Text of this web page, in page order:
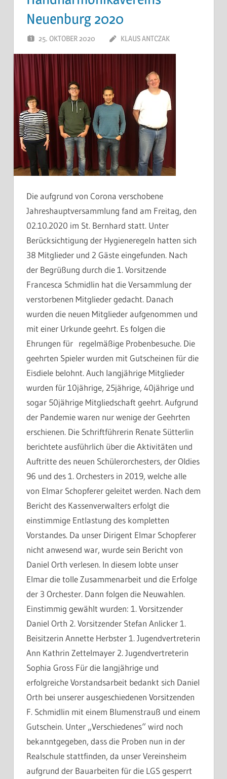
Neuenburg 2020
25. OKTOBER 2020 KLAUS ANTCZAK
Die aufgrund von Corona verschobene
Jahreshauptversammlung fand am Freitag, den
02.10.2020 im St. Bernhard statt. Unter
Berücksichtigung der Hygieneregeln hatten sich
38 Mitglieder und 2 Gäste eingefunden. Nach
der Begrüßung durch die 1. Vorsitzende
Francesca Schmidlin hat die Versammlung der
verstorbenen Mitglieder gedacht. Danach
wurden die neuen Mitglieder aufgenommen und
mit einer Urkunde geehrt. Es folgen die
Ehrungen für regelmäßige Probenbesuche. Die
geehrten Spieler wurden mit Gutscheinen für die
Eisdiele belohnt. Auch langjährige Mitglieder
wurden für 10jährige, 25jährige, 40jährige und
sogar 50jährige Mitgliedschaft geehrt. Aufgrund
der Pandemie waren nur wenige der Geehrten
erschienen. Die Schriftführerin Renate Sütterlin
berichtete ausführlich über die Aktivitäten und
Auftritte des neuen Schülerorchesters, der Oldies
96 und des 1. Orchesters in 2019, welche alle
von Elmar Schopferer geleitet werden. Nach dem
Bericht des Kassenverwalters erfolgt die
einstimmige Entlastung des kompletten
Vorstandes. Da unser Dirigent Elmar Schopferer
nicht anwesend war, wurde sein Bericht von
Daniel Orth verlesen. In diesem lobte unser
Elmar die tolle Zusammenarbeit und die Erfolge
der 3 Orchester. Dann folgen die Neuwahlen.
Einstimmig gewählt wurden: 1. Vorsitzender
Daniel Orth 2. Vorsitzender Stefan Anlicker 1.
Beisitzerin Annette Herbster 1. Jugendvertreterin
Ann Kathrin Zettelmayer 2. Jugendvertreterin
Sophia Gross Für die langjährige und
erfolgreiche Vorstandsarbeit bedankt sich Daniel
Orth bei unserer ausgeschiedenen Vorsitzenden
F. Schmidlin mit einem Blumenstrauß und einem
Gutschein. Unter „Verschiedenes“ wird noch
bekanntgegeben, dass die Proben nun in der
Realschule stattfinden, da unser Vereinsheim
aufgrund der Bauarbeiten für die LGS gesperrt